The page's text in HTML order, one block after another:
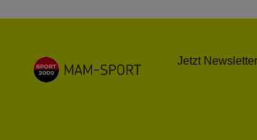
Jetzt